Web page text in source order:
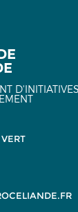
D'INITIATIVES